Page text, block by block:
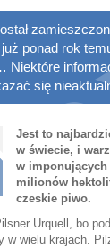
ponad rok
Niektóre
się
Jest to
w świecie, i
w imponujących
milionów
czeskie piwo.
Urquell, bo
w wielu krajach.